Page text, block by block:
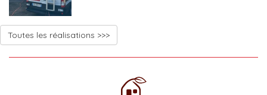
Toutes les réalisations >>>